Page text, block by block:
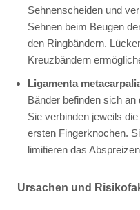
Sehnenscheiden und
Sehnen beim Beugen
den Ringbändern.
Kreuzbändern
Ligamenta
Bänder befinden sich
Sie verbinden jeweils
ersten Fingerknochen.
limitieren das
Ursachen und